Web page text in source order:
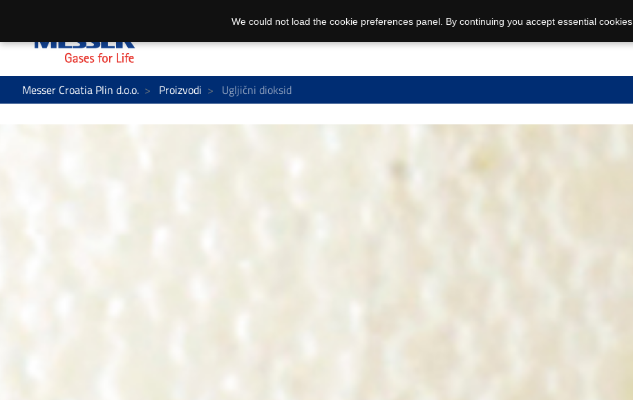
Messer Croatia Plin d.o.o. Proizvodi Ugljični dioksid
We could not load the cookie preferences panel. By continuing you accept essential cookies.